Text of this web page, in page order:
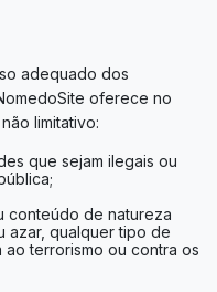
adequado dos
oferece no
limitativo:
que sejam ilegais ou
conteúdo de natureza
azar, qualquer tipo de
terrorismo ou contra os